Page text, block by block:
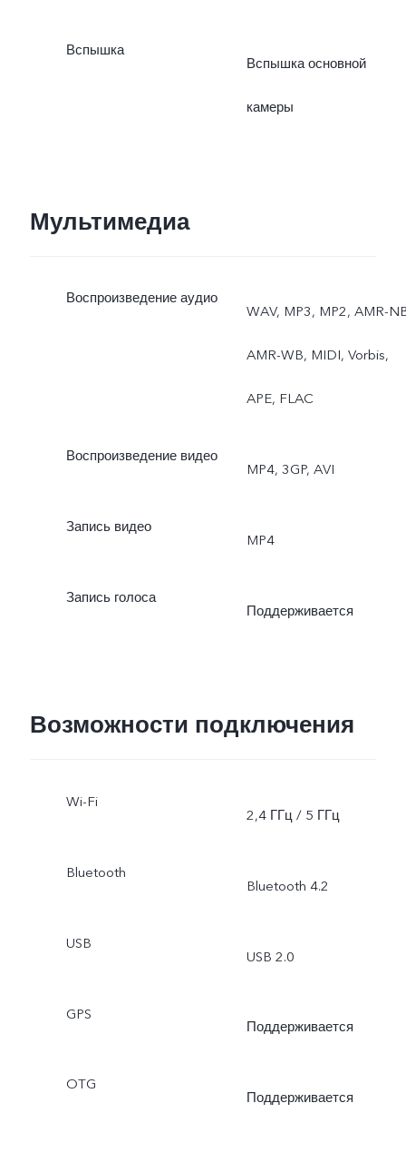
Вспышка
Вспышка основной
камеры
Мультимедиа
Воспроизведение аудио
WAV, MP3, MP2, AMR-
AMR-WB, MIDI, Vorbis,
APE, FLAC
Воспроизведение видео
MP4, 3GP, AVI
Запись видео
MP4
Запись голоса
Поддерживается
Возможности подключения
Wi-Fi
2,4 ГГц / 5 ГГц
Bluetooth
Bluetooth 4.2
USB
USB 2.0
GPS
Поддерживается
OTG
Поддерживается